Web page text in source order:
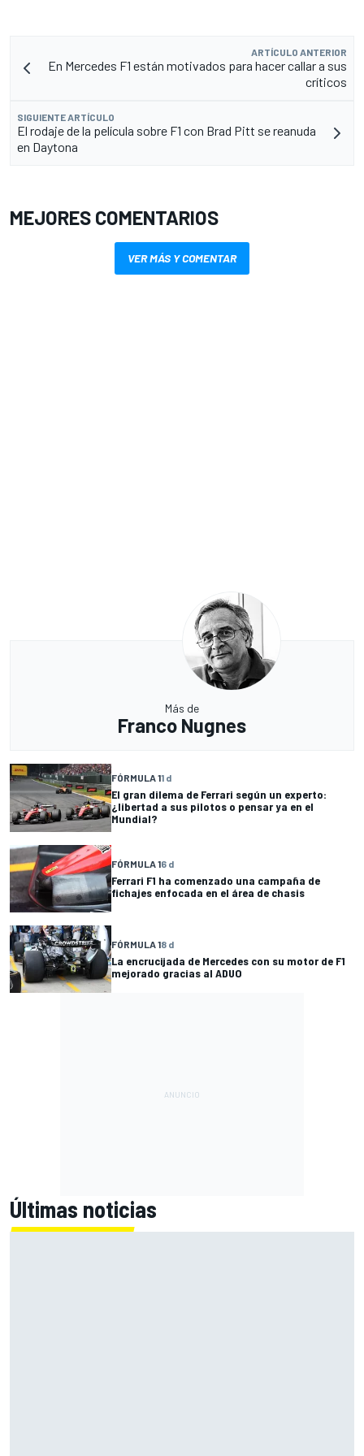
ARTÍCULO ANTERIOR
En Mercedes F1 están motivados para hacer callar a sus
críticos
SIGUIENTE ARTÍCULO
El rodaje de la película sobre F1 con Brad Pitt se reanuda
en Daytona
MEJORES COMENTARIOS
VER MÁS Y COMENTAR
Más de
Franco Nugnes
FÓRMULA 11 d
El gran dilema de Ferrari según un experto:
¿libertad a sus pilotos o pensar ya en el
Mundial?
FÓRMULA 16 d
Ferrari F1 ha comenzado una campaña de
fichajes enfocada en el área de chasis
FÓRMULA 18 d
La encrucijada de Mercedes con su motor de F1
mejorado gracias al ADUO
Últimas noticias